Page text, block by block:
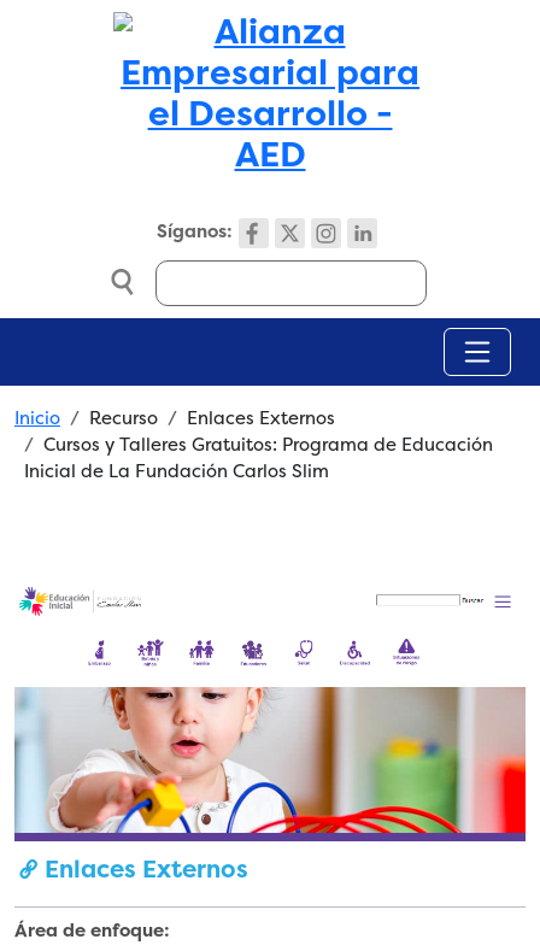
Skip to main content
Síganos:
Search
Breadcrumb
Inicio Recurso
Enlaces Externos
Cursos y Talleres Gratuitos: Programa de Educación
Inicial de La Fundación Carlos Slim
Enlaces Externos
Área de enfoque: